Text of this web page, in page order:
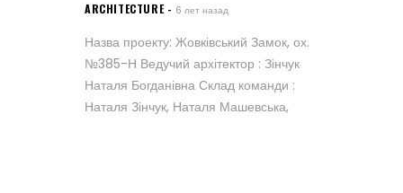
ARCHITECTURE 6 лет назад
Назва проекту: Жовківський Замок, ох.
№385-Н Ведучий архітектор : Зінчук
Наталя Богданівна Склад команди :
Наталя Зінчук, Наталя Машевська,